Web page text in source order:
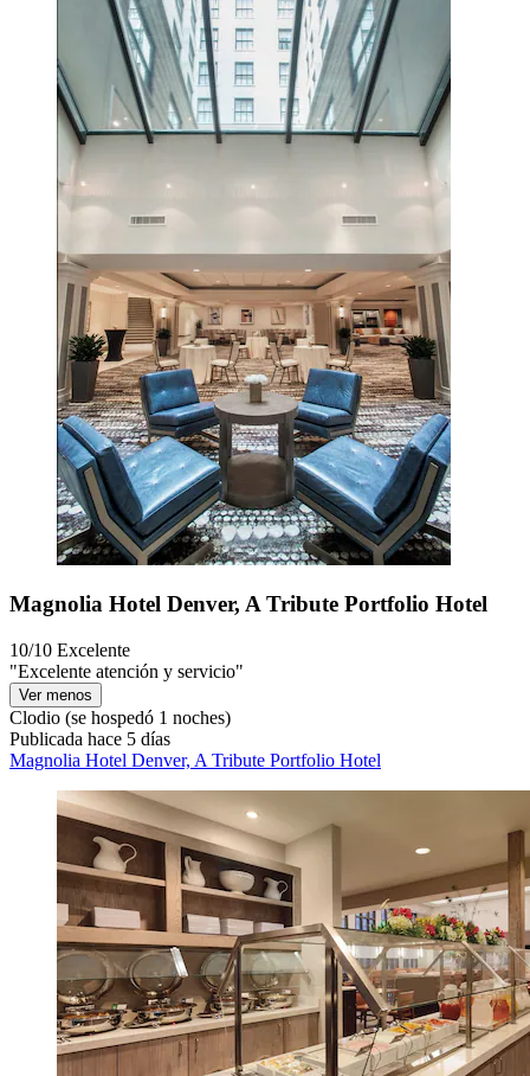
Magnolia Hotel Denver, A Tribute Portfolio Hotel
10/10 Excelente
"Excelente atención y servicio"
Ver menos
Clodio (se hospedó 1 noches)
Publicada hace 5 días
Magnolia Hotel Denver, A Tribute Portfolio Hotel